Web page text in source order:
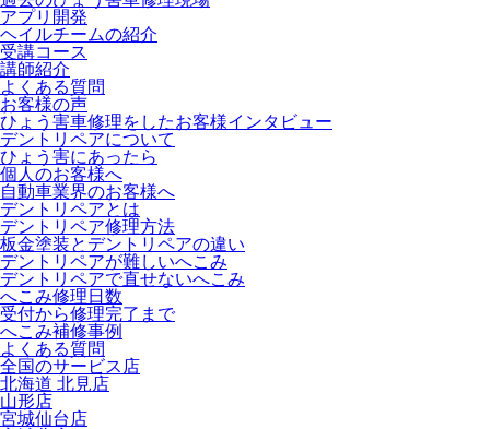
アプリ開発
ヘイルチームの紹介
受講コース
講師紹介
よくある質問
お客様の声
ひょう害車修理をしたお客様インタビュー
デントリペアについて
ひょう害にあったら
個人のお客様へ
自動車業界のお客様へ
デントリペアとは
デントリペア修理方法
板金塗装とデントリペアの違い
デントリペアが難しいへこみ
デントリペアで直せないへこみ
へこみ修理日数
受付から修理完了まで
へこみ補修事例
よくある質問
全国のサービス店
北海道 北見店
山形店
宮城仙台店